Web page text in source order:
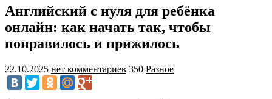
Английский с нуля для ребёнка
онлайн: как начать так, чтобы
понравилось и прижилось
22.10.2025 нет комментариев 350 Разное